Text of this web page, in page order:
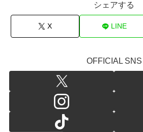
シェアする
X LINE
OFFICIAL SNS